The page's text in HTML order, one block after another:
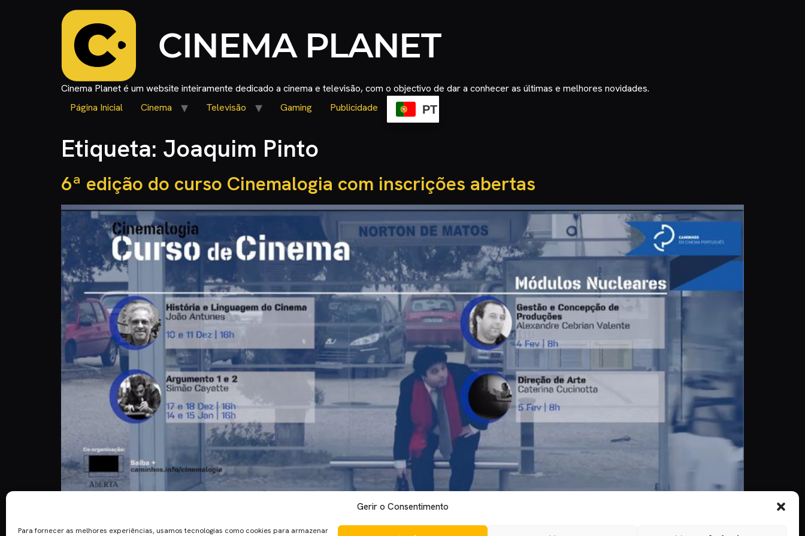
Gerir o Consentimento
Para fornecer as melhores experiências, usamos tecnologias como cookies para armazenar
Cinema Planet é um website inteiramente dedicado a cinema e televisão, com o objectivo de dar a conhecer as últimas e melhores novidades.
Página Inicial
Cinema Televisão Gaming Publicidade PT
Etiqueta: Joaquim Pinto
6ª edição do curso Cinemalogia com inscrições abertas